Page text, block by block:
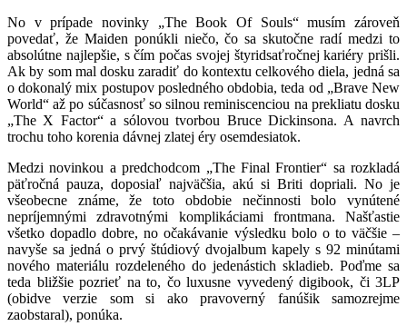
No v prípade novinky „The Book Of Souls“ musím zároveň
povedať, že Maiden ponúkli niečo, čo sa skutočne radí medzi to
absolútne najlepšie, s čím počas svojej štyridsaťročnej kariéry prišli.
Ak by som mal dosku zaradiť do kontextu celkového diela, jedná sa
o dokonalý mix postupov posledného obdobia, teda od „Brave New
World“ až po súčasnosť so silnou reminiscenciou na prekliatu dosku
„The X Factor“ a sólovou tvorbou Bruce Dickinsona. A navrch
trochu toho korenia dávnej zlatej éry osemdesiatok.
Medzi novinkou a predchodcom „The Final Frontier“ sa rozkladá
päťročná pauza, doposiaľ najväčšia, akú si Briti dopriali. No je
všeobecne známe, že toto obdobie nečinnosti bolo vynútené
nepríjemnými zdravotnými komplikáciami frontmana. Našťastie
všetko dopadlo dobre, no očakávanie výsledku bolo o to väčšie –
navyše sa jedná o prvý štúdiový dvojalbum kapely s 92 minútami
nového materiálu rozdeleného do jedenástich skladieb. Poďme sa
teda bližšie pozrieť na to, čo luxusne vyvedený digibook, či 3LP
(obidve verzie som si ako pravoverný fanúšik samozrejme
zaobstaral), ponúka.